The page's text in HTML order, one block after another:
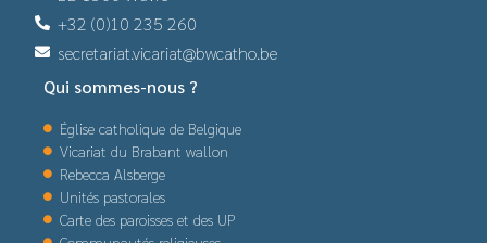
+32 (0)10 235 260
secretariat.vicariat@bwcatho.be
Qui sommes-nous ?
Église catholique de Belgique
Vicariat du Brabant wallon
Rebecca Alsberge
Unités pastorales
Carte des paroisses et des UP